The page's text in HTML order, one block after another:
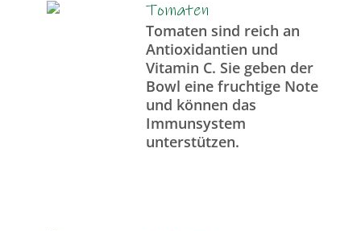
Tomaten
Tomaten sind reich an
Antioxidantien und
Vitamin C. Sie geben der
Bowl eine fruchtige Note
und können das
Immunsystem
unterstützen.